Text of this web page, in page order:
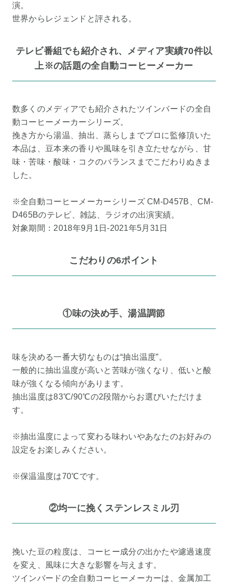
演。
世界からレジェンドと評される。
テレビ番組でも紹介され、メディア実績70件以
上※の話題の全自動コーヒーメーカー
数多くのメディアでも紹介されたツインバードの全自
動コーヒーメーカーシリーズ。
挽き方から湯温、抽出、蒸らしまでプロに監修頂いた
本品は、豆本来の香りや風味を引き立たせながら、甘
味・苦味・酸味・コクのバランスまでこだわりぬきま
した。
※全自動コーヒーメーカーシリーズ CM-D457B、CM-
D465Bのテレビ、雑誌、ラジオの出演実績。
対象期間：2018年9月1日-2021年5月31日
こだわりの6ポイント
①味の決め手、湯温調節
味を決める一番大切なものは“抽出温度”。
一般的に抽出温度が高いと苦味が強くなり、低いと酸
味が強くなる傾向があります。
抽出温度は83℃/90℃の2段階からお選びいただけま
す。
※抽出温度によって変わる味わいやあなたのお好みの
設定をお楽しみください。
※保温温度は70℃です。
②均一に挽くステンレスミル刃
挽いた豆の粒度は、コーヒー成分の出かたや濾過速度
を変え、風味に大きな影響を与えます。
ツインバードの全自動コーヒーメーカーは、金属加工